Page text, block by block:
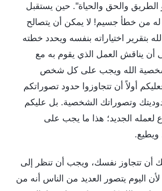
الطريق والحق والحياة". حين يستقبل
له من خطأ جسيم! لا يمكن أن يتصالح
بتقرير اختياراته بنفسه ويحدد خطته
يناقش العمل الذي يقوم به مع
شخصية الله ويجب على كل شخص
أولاً أن تتجاوزوا حدود تصوراتكم
وتصوراتك الشخصية. بل عليكم
لعمله الجديد؛ هذا ما يجب على
ويطيع.
أن تتجاوز نفسك، ويجب أن تنظر إلى
اليوم يتصور العديد من الناس أنه من